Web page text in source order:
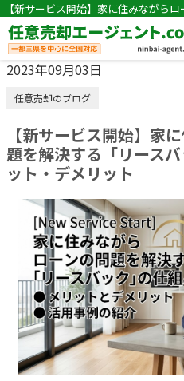
【新サービス開始】家に住みながら
ク」の仕組み・メリット・デメリット
2023年09月03日
任意売却のブログ
【新サービス開始】家
題を解決する「リース
ット・デメリット